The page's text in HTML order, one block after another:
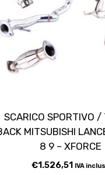
SCARICO SPORTIVO /
MITSUBISHI
8 9 – XFORCE
€1.526,51 IVA